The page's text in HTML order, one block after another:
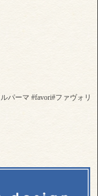
パーマ #favori#ファヴォリ